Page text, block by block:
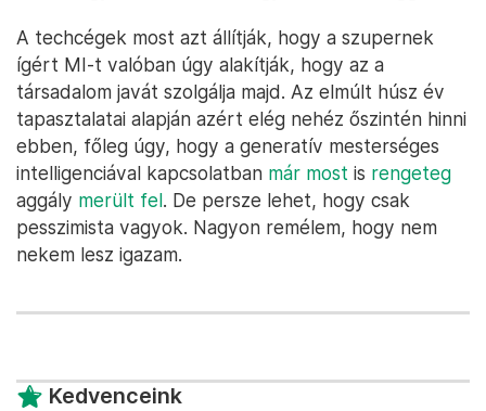
A techcégek most azt állítják, hogy a szupernek
ígért MI-t valóban úgy alakítják, hogy az a
társadalom javát szolgálja majd. Az elmúlt húsz év
tapasztalatai alapján azért elég nehéz őszintén hinni
ebben, főleg úgy, hogy a generatív mesterséges
intelligenciával kapcsolatban már most is rengeteg
aggály merült fel. De persze lehet, hogy csak
pesszimista vagyok. Nagyon remélem, hogy nem
nekem lesz igazam.
Kedvenceink